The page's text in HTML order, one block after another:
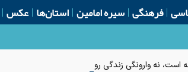
فرهنگی سیره امامین استان‌ها عکس
نه وارونگی زندگی روزمره